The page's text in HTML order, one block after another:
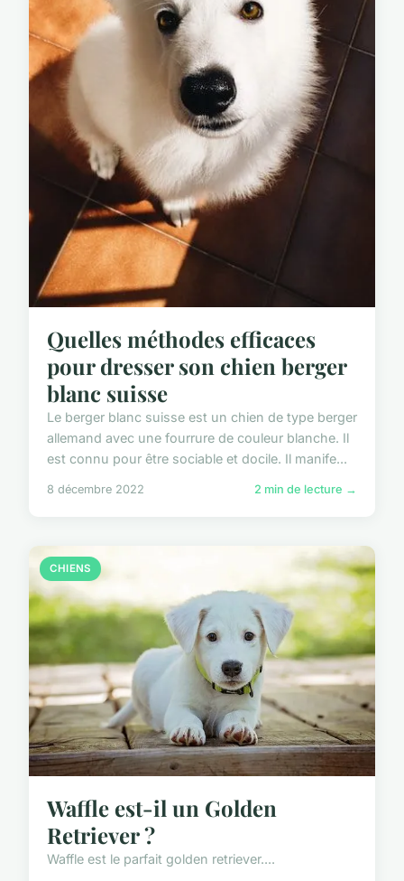
Quelles méthodes efficaces
pour dresser son chien berger
blanc suisse
Le berger blanc suisse est un chien de type berger
allemand avec une fourrure de couleur blanche. Il
est connu pour être sociable et docile. Il manife...
8 décembre 2022 2 min de lecture →
CHIENS
Waffle est-il un Golden
Retriever ?
Waffle est le parfait golden retriever....